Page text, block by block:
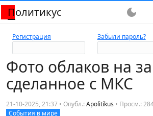
Политикус dark_mode
Регистрация Забыли пароль?
Фото облаков на
сделанное с МКС
21-10-2025, 21:37 • Опубл.:Apolitikus • Просм.:
События в мире